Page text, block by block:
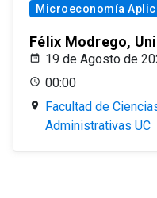
Microeconomía
Félix Modrego,
19 de Agosto de
00:00
Facultad de
Administrativas UC